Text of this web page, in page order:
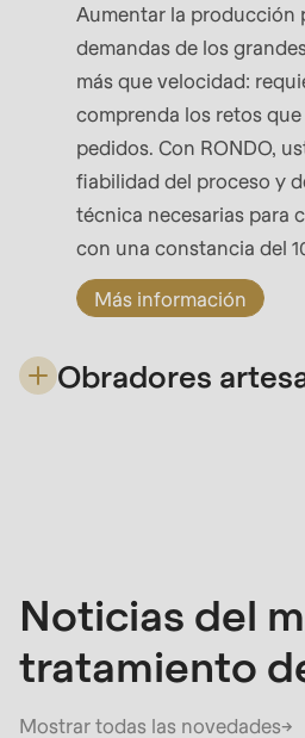
Aumentar la producción
demandas de los
más que velocidad:
comprenda los retos
pedidos. Con RONDO,
fiabilidad del proceso y
técnica necesarias para
con una constancia del
Más información
Obradores
Noticias del
tratamiento
Mostrar todas las novedades→